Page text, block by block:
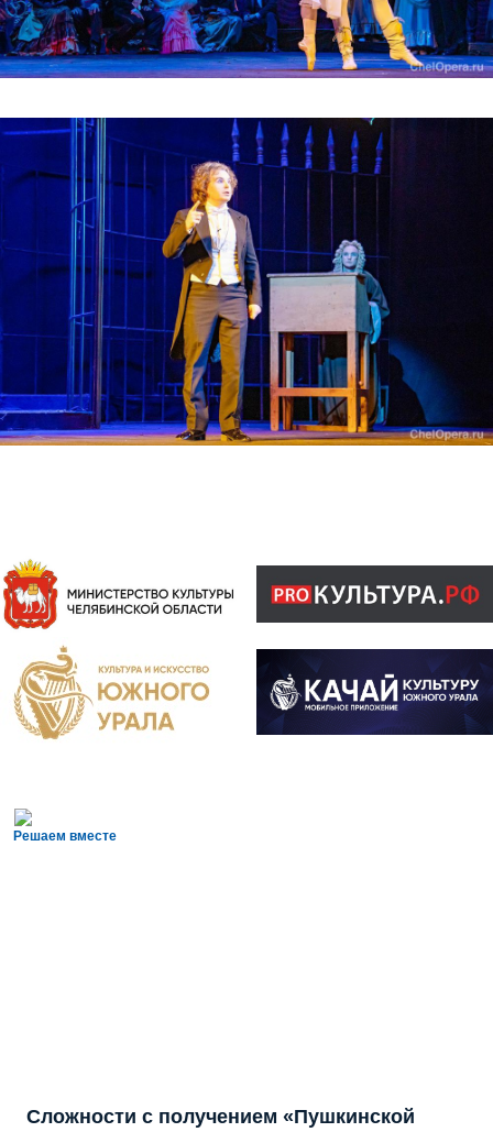
Решаем вместе
Сложности с получением «Пушкинской